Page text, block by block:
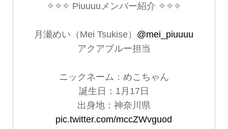
✧✧✧ Piuuuuメンバー紹介 ✧✧✧
月瀬めい（Mei Tsukise） @mei_piuuuu
アクアブルー担当
ニックネーム：めこちゃん
誕生日：1月17日
出身地：神奈川県
pic.twitter.com/mccZWvguod